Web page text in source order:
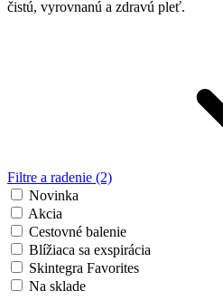
čistú, vyrovnanú a zdravú pleť.
Filtre a radenie (2)
Novinka
Akcia
Cestovné balenie
Blížiaca sa exspirácia
Skintegra Favorites
Na sklade